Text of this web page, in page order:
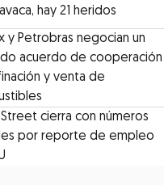
hay 21 heridos
y Petrobras negocian un
acuerdo de cooperación
y venta de
cierra con números
por reporte de empleo